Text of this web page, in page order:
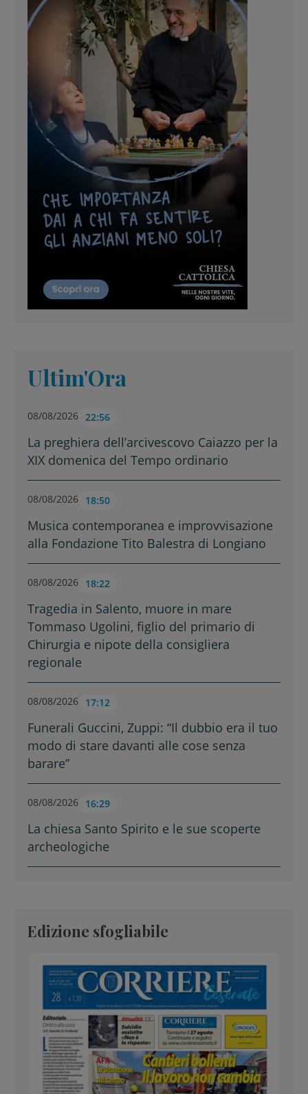
Ultim'Ora
08/08/2026 22:56
La preghiera dell’arcivescovo Caiazzo per la
XIX domenica del Tempo ordinario
08/08/2026 18:50
Musica contemporanea e improvvisazione
alla Fondazione Tito Balestra di Longiano
08/08/2026 18:22
Tragedia in Salento, muore in mare
Tommaso Ugolini, figlio del primario di
Chirurgia e nipote della consigliera
regionale
08/08/2026 17:12
Funerali Guccini, Zuppi: “Il dubbio era il tuo
modo di stare davanti alle cose senza
barare”
08/08/2026 16:29
La chiesa Santo Spirito e le sue scoperte
archeologiche
Edizione sfogliabile